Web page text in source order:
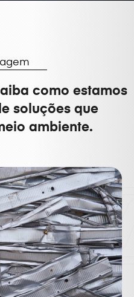
como estamos
soluções que
ambiente.